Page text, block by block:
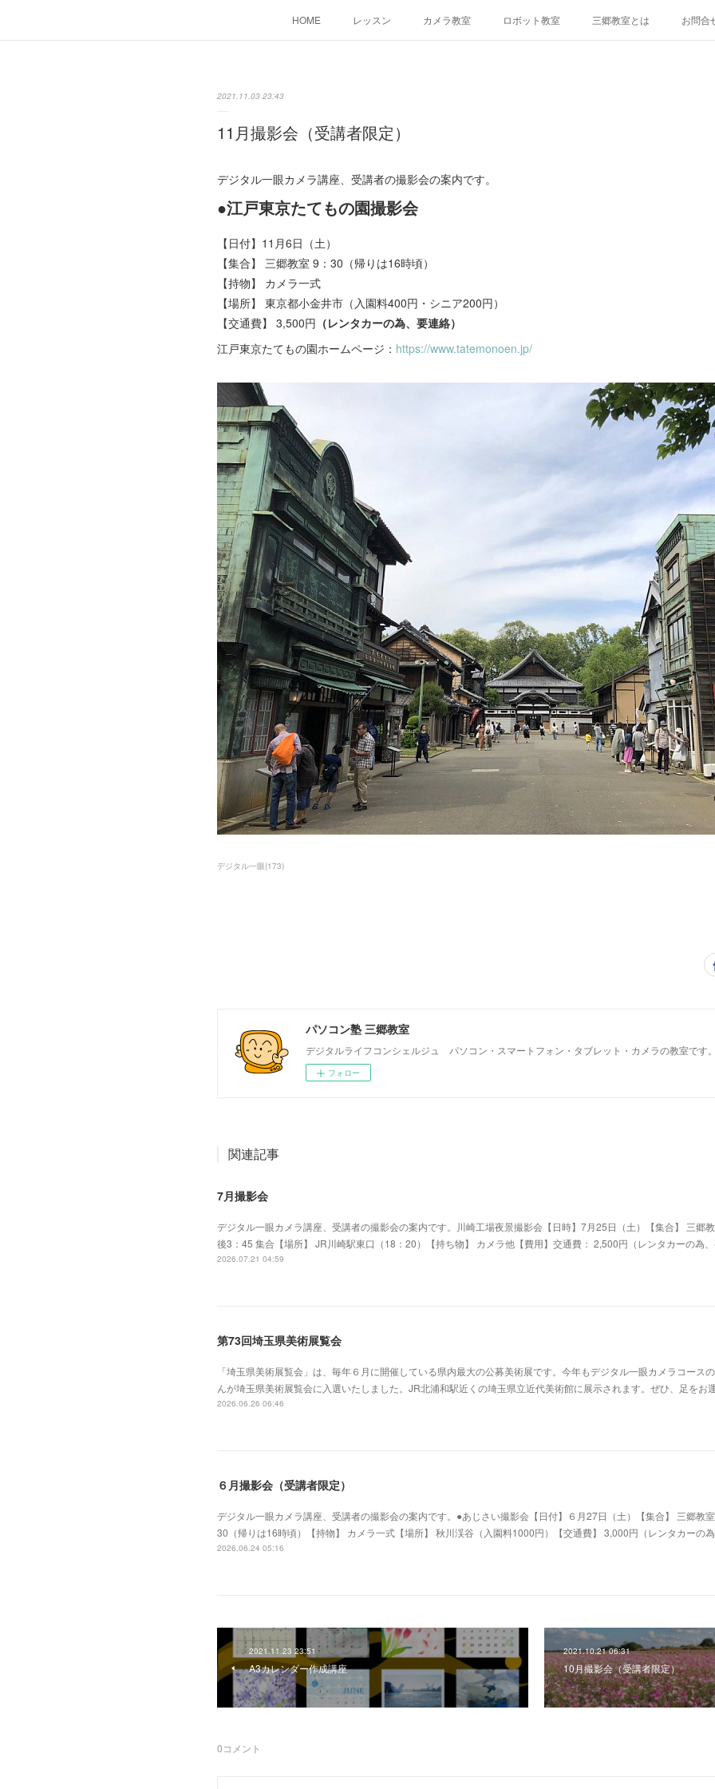
HOME レッスン カメラ教室 ロボット教室 三郷教室とは お問合
2021.11.03 23:43
11月撮影会（受講者限定）
デジタル一眼カメラ講座、受講者の撮影会の案内です。
●江戸東京たてもの園撮影会
【日付】11月6日（土）
【集合】 三郷教室 9：30（帰りは16時頃）
【持物】 カメラ一式
【場所】 東京都小金井市（入園料400円・シニア200円）
【交通費】 3,500円 （レンタカーの為、要連絡）
江戸東京たてもの園ホームページ： https://www.tatemonoen.jp/
デジタル一眼(173)
パソコン塾 三郷教室
デジタルライフコンシェルジュ パソコン・スマートフォン・タブレット・カメラの教室です
フォロー
関連記事
7月撮影会
デジタル一眼カメラ講座、受講者の撮影会の案内です。川崎工場夜景撮影会【日時】7月25日（土）【集合】 三郷
後3：45 集合【場所】 JR川崎駅東口（18：20）【持ち物】 カメラ他【費用】交通費： 2,500円（レンタカーの為
2026.07.21 04:59
第73回埼玉県美術展覧会
「埼玉県美術展覧会」は、毎年６月に開催している県内最大の公募美術展です。今年もデジタル一眼カメラコース
んが埼玉県美術展覧会に入選いたしました。JR北浦和駅近くの埼玉県立近代美術館に展示されます。ぜひ、足をお
2026.06.26 06:46
６月撮影会（受講者限定）
デジタル一眼カメラ講座、受講者の撮影会の案内です。●あじさい撮影会【日付】６月27日（土）【集合】 三郷教
30（帰りは16時頃）【持物】 カメラ一式【場所】 秋川渓谷（入園料1000円）【交通費】 3,000円（レンタカーの
2026.06.24 05:16
2021.11.23 23:51
A3カレンダー作成講座
2021.10.21 06:31
10月撮影会（受講者限定）
0コメント